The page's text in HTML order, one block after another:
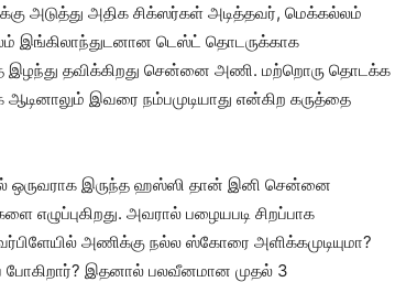
அடுத்து அதிக சிக்ஸர்கள் அடித்தவர், மெக்கல்லம்
இங்கிலாந்துடனான டெஸ்ட் தொடருக்காக
இழந்து தவிக்கிறது சென்னை அணி. மற்றொரு தொடக்க
இவரை நம்பமுடியாது என்கிற கருத்தை
ஒருவராக இருந்த ஹஸ்ஸி தான் இனி சென்னை
அவரால் பழையபடி சிறப்பாக
அணிக்கு நல்ல ஸ்கோரை அளிக்கமுடியுமா?
போகிறார்? இதனால் பலவீனமான முதல் 3